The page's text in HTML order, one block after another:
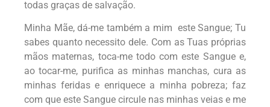
todas graças de salvação.
Minha Mãe, dá-me também a mim este Sangue; Tu
sabes quanto necessito dele. Com as Tuas próprias
mãos maternas, toca-me todo com este Sangue e,
ao tocar-me, purifica as minhas manchas, cura as
minhas feridas e enriquece a minha pobreza; faz
com que este Sangue circule nas minhas veias e me